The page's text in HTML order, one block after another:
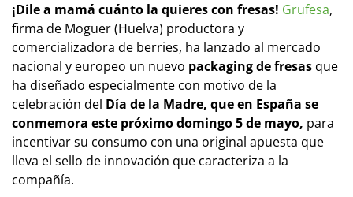
¡Dile a mamá cuánto la quieres con fresas! Grufesa,
firma de Moguer (Huelva) productora y
comercializadora de berries, ha lanzado al mercado
nacional y europeo un nuevo packagingde fresas que
ha diseñado especialmente con motivo de la
celebración del Día de la Madre, que en España se
conmemora este próximo domingo 5 de mayo, para
incentivar su consumo con una original apuesta que
lleva el sello de innovación que caracteriza a la
compañía.